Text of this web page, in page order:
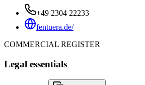
+49 2304 22233
fentuera.de/
COMMERCIAL REGISTER
Legal essentials